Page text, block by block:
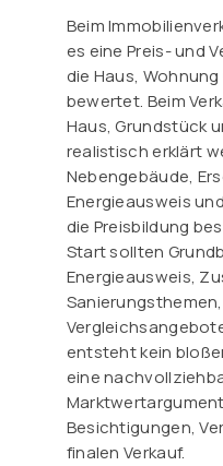
Beim
es eine Preis- und
die Haus,
bewertet. Beim
Haus, Grundstück
realistisch erklärt
Nebengebäude,
Energieausweis
die Preisbildung
Start sollten
Energieausweis,
entsteht kein
eine
Besichtigungen,
finalen Verkauf.